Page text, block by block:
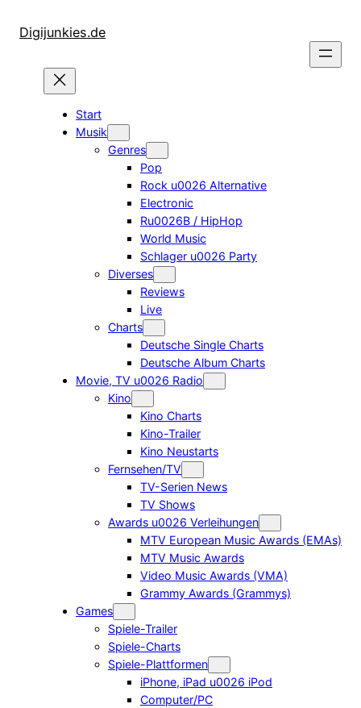
InhaltDigijunkies.de
Start
Musik
Genres
Pop
Rock u0026 Alternative
Electronic
Ru0026B / HipHop
World Music
Schlager u0026 Party
Diverses
Reviews
Live
Charts
Deutsche Single Charts
Deutsche Album Charts
Movie, TV u0026 Radio
Kino
Kino Charts
Kino-Trailer
Kino Neustarts
Fernsehen/TV
TV-Serien News
TV Shows
Awards u0026 Verleihungen
MTV European Music Awards (EMAs)
MTV Music Awards
Video Music Awards (VMA)
Grammy Awards (Grammys)
Games
Spiele-Trailer
Spiele-Charts
Spiele-Plattformen
iPhone, iPad u0026 iPod
Computer/PC